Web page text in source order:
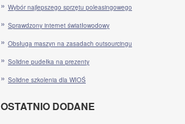
Wybór najlepszego sprzętu poleasingowego
Sprawdzony internet światłowodowy
Obsługa maszyn na zasadach outsourcingu
Solidne pudełka na prezenty
Solidne szkolenia dla WIOŚ
OSTATNIO DODANE